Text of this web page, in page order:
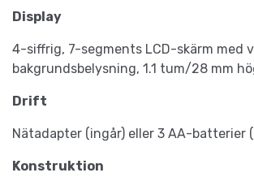
Display
4-siffrig, 7-segments LCD-skärm med
bakgrundsbelysning, 1.1 tum/28 mm
Drift
Nätadapter (ingår) eller 3 AA-batterier
Konstruktion